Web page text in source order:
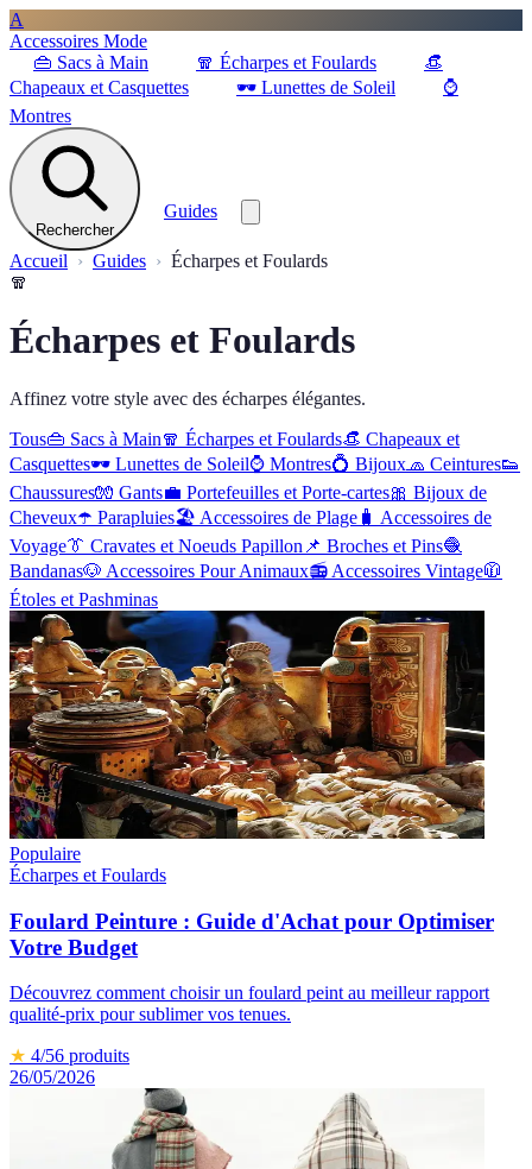
A
Accessoires Mode
👜 Sacs à Main 🧣 Écharpes et Foulards
👒
Chapeaux et Casquettes
🕶️ Lunettes de Soleil
⌚
Montres
Rechercher
Guides
Accueil Guides
Écharpes et Foulards
🧣
Écharpes et Foulards
Affinez votre style avec des écharpes élégantes.
Tous👜 Sacs à Main🧣 Écharpes et Foulards👒 Chapeaux et
Casquettes🕶️ Lunettes de Soleil⌚ Montres💍 Bijoux 🧢 Ceintures👟
Chaussures🧤 Gants💼 Portefeuilles et Porte-cartes🎀 Bijoux de
Cheveux☂️ Parapluies🏖️ Accessoires de Plage 🧳 Accessoires de
Voyage👔 Cravates et Noeuds Papillon 📌 Broches et Pins🧶
Bandanas🐶 Accessoires Pour Animaux📻 Accessoires Vintage🧥
Étoles et Pashminas
Populaire
Écharpes et Foulards
Foulard Peinture : Guide d'Achat pour Optimiser
Votre Budget
Découvrez comment choisir un foulard peint au meilleur rapport
qualité-prix pour sublimer vos tenues.
★ 4/56 produits
26/05/2026